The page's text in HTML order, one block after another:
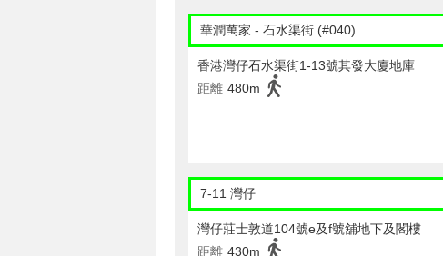
華潤萬家 - 石水渠街 (#040)
香港灣仔石水渠街1-13號其發大廈地庫
距離 480m
7-11 灣仔
灣仔莊士敦道104號e及f號舖地下及閣樓
距離 430m